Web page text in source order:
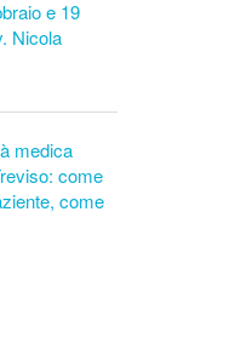
e 19
Nicola
medica
come
come